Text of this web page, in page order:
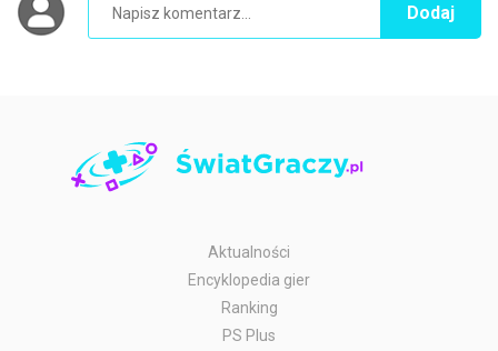
Dodaj
Aktualności
Encyklopedia gier
Ranking
PS Plus